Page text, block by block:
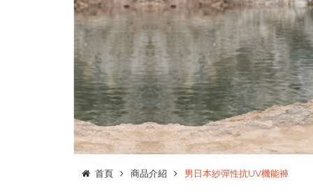
首頁 商品介紹 男日本紗彈性抗UV機能褲